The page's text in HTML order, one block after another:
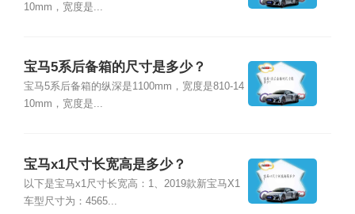
10mm，宽度是...
宝马5系后备箱的尺寸是多少？
宝马5系后备箱的纵深是1100mm，宽度是810-14
10mm，宽度是...
宝马x1尺寸长宽高是多少？
以下是宝马x1尺寸长宽高：1、2019款新宝马X1
车型尺寸为：4565...